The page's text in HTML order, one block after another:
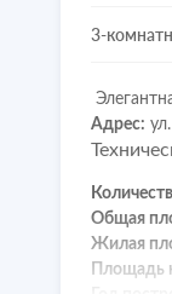
3-
Адрес:
Общая
Жилая
Площадь